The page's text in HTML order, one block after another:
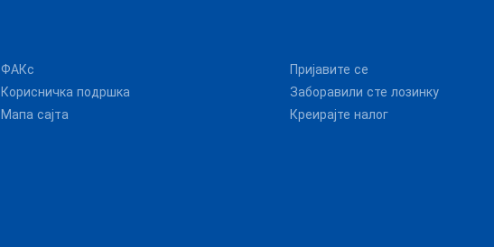
ФАКс
Корисничка подршка
Мапа сајта
Пријавите се
Заборавили сте лозинку
Креирајте налог